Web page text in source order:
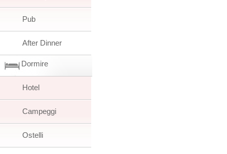
Pub
After Dinner
Dormire
Hotel
Campeggi
Ostelli